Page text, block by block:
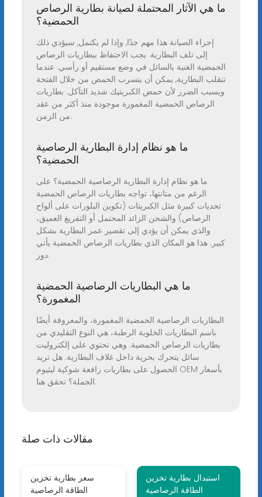
ما هي الآثار المحتملة لصيانة بطارية الرصاص
الحمضية؟
إجراء الصيانة هذا مهم جدًا, وإذا لم يكتمل, سيؤدي ذلك
إلى تلف البطارية. يجب الاحتفاظ ببطاريات الرصاص
الحمضية الغنية بالسائل في وضع مستقيم أو رأسي. عندما
تنقلب البطارية, يمكن أن يتسرب الحمض من خلال الفتحة
ويسبب الضرر لأن حمض الكبريتيك شديد التآكل. بطاريات
الرصاص الحمضية المغمورة موجودة منذ أكثر من عقد
من الزمن.
ما هو نظام إدارة البطارية الرصاصية
الحمضية؟
ما هو نظام إدارة البطارية الرصاصية الحمضية؟ على
الرغم من متانتها، تواجه بطاريات الرصاص الحمضية
تحديات كبيرة مثل الكبريتات (تكوين البلورات على ألواح
الرصاص) والشحن الزائد المحتمل أو التفريغ العميق،
والذي يمكن أن يؤدي إلى تقصير عمر البطارية بشكل
كبير. هذا هو المكان الذي بطاريات الرصاص الحمضية يأتي
دور.
ما هي البطاريات الرصاصية الحمضية
المغمورة؟
البطاريات الرصاصية الحمضية المغمورة، والمعروفة أيضًا
باسم البطاريات الخلوية الرطبة، هي النوع التقليدي من
بطاريات الرصاص الحمضية. وهي تحتوي على إلكتروليت
سائل يتحرك بحرية داخل غلاف البطارية. هل تريد
الحصول على بطاريات رافعة شوكية ليثيوم OEM بأسعار
الجملة؟ تحقق هنا.
مقالات ذات صلة
سعر بطارية تخزين
الطاقة الرصاصية
استبدال بطارية تخزين
الطاقة الرصاصية